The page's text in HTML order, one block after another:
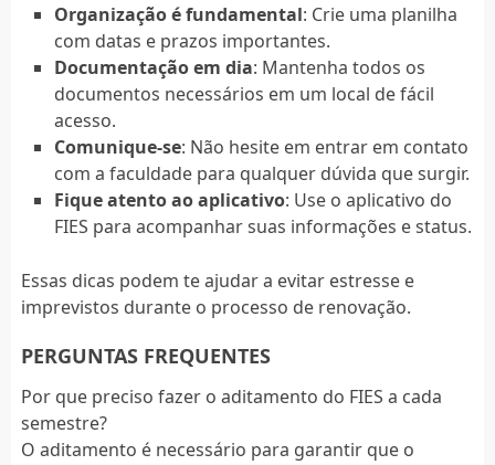
Organização é fundamental: Crie uma planilha
com datas e prazos importantes.
Documentação em dia: Mantenha todos os
documentos necessários em um local de fácil
acesso.
Comunique-se: Não hesite em entrar em contato
com a faculdade para qualquer dúvida que surgir.
Fique atento ao aplicativo: Use o aplicativo do
FIES para acompanhar suas informações e status.
Essas dicas podem te ajudar a evitar estresse e
imprevistos durante o processo de renovação.
PERGUNTAS FREQUENTES
Por que preciso fazer o aditamento do FIES a cada
semestre?
O aditamento é necessário para garantir que o